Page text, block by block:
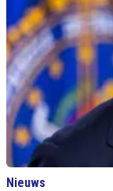
Nieuws